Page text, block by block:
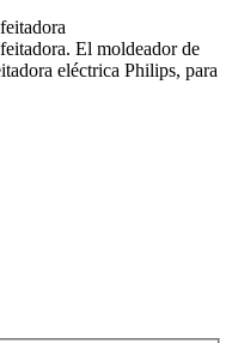
El moldeador de
eléctrica Philips, para